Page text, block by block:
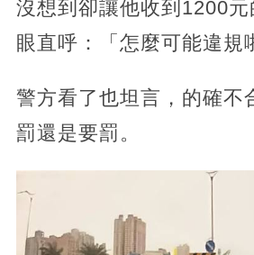
沒想到卻讓他收到1200
眼直呼：「怎麼可能違規
警方看了也坦言，的確不
罰還是要罰。